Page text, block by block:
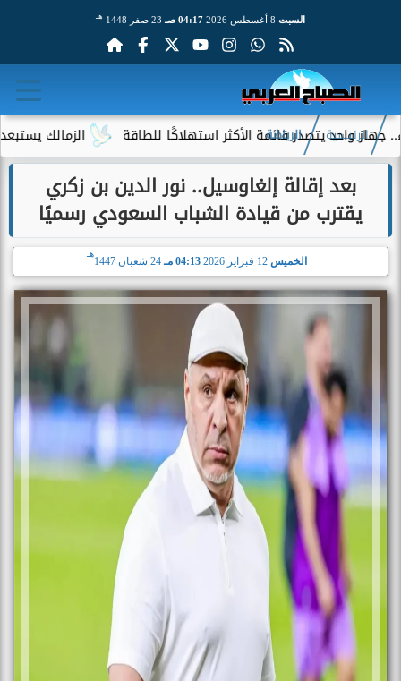
السبت 04:17 صـ 23 صفر 1448 هـ
الزمالك يستبعد 4 لاعبين شباب من حساباته في الموسم الجديد يتصدر قائمة الأكثر استهلاكًا للطاقة
الرئيسية الرياضة
بعد إقالة إلغاوسيل.. نور الدين بن زكري
يقترب من قيادة الشباب السعودي رسميًا
الخميس 04:13 مـ 24 شعبان 1447
هـ